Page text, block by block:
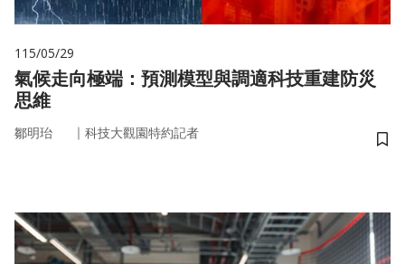
115/05/29
氣候走向極端：預測模型與調適科技重建防災
思維
鄒明珆 ｜ 科技大觀園特約記者
儲